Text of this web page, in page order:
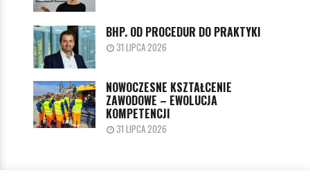
BHP. OD PROCEDUR DO PRAKTYKI
31 LIPCA 2026
NOWOCZESNE KSZTAŁCENIE
ZAWODOWE – EWOLUCJA
KOMPETENCJI
31 LIPCA 2026